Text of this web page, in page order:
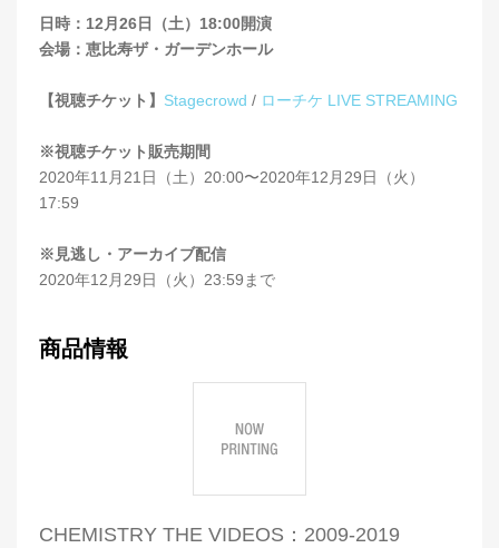
日時：12月26日（土）18:00開演
会場：恵比寿ザ・ガーデンホール
【視聴チケット】 Stagecrowd / ローチケ LIVE STREAMING
※視聴チケット販売期間
2020年11月21日（土）20:00〜2020年12月29日（火）
17:59
※見逃し・アーカイブ配信
2020年12月29日（火）23:59まで
商品情報
CHEMISTRY THE VIDEOS：2009-2019